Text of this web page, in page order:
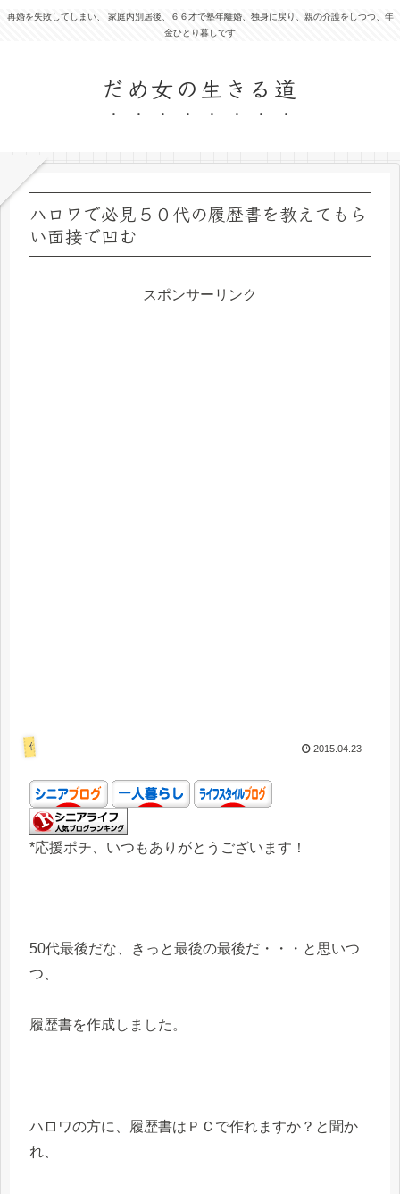
再婚を失敗してしまい、 家庭内別居後、６６才で塾年離婚、独身に戻り、親の介護をしつつ、年
金ひとり暮しです
だめ女の生きる道
ハロワで必見５０代の履歴書を教えてもら
い面接で凹む
スポンサーリンク
仕事 2015.04.23
*応援ポチ、いつもありがとうございます！
50代最後だな、きっと最後の最後だ・・・と思いつ
つ、
履歴書を作成しました。
ハロワの方に、履歴書はＰＣで作れますか？と聞か
れ、